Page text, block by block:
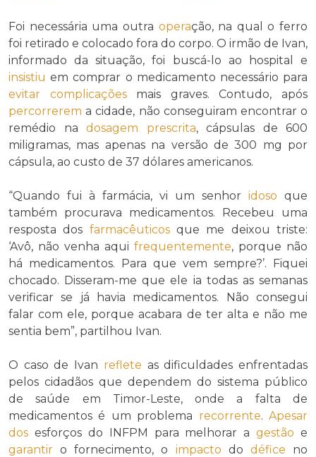
Foi necessária uma outra operação, na qual o ferro
foi retirado e colocado fora do corpo. O irmão de Ivan,
informado da situação, foi buscá-lo ao hospital e
insistiu em comprar o medicamento necessário para
evitar
complicaçõesmais graves. Contudo, após
percorrerem a cidade, não conseguiram encontrar o
remédio na dosagem prescrita, cápsulas de 600
miligramas, mas apenas na versão de 300 mg por
cápsula, ao custo de 37 dólares americanos.
“Quando fui à farmácia, vi um senhor idoso que
também procurava medicamentos. Recebeu uma
resposta dos farmacêuticosque me deixou triste:
‘Avô, não venha aqui frequentemente, porque não
há medicamentos. Para que vem sempre?’. Fiquei
chocado. Disseram-me que ele ia todas as semanas
verificar se já havia medicamentos. Não consegui
falar com ele, porque acabara de ter alta e não me
sentia bem”, partilhou Ivan.
O caso de Ivan reflete as dificuldades enfrentadas
pelos cidadãos que dependem do sistema público
de saúde em Timor-Leste, onde a falta de
medicamentos é um problema recorrente.Apesar
dos esforços do INFPM para melhorar agestão e
garantir o fornecimento, o impacto do défice no